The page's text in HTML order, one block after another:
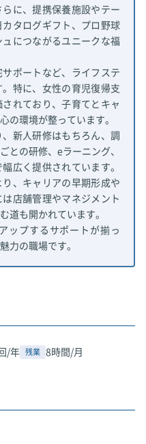
に、提携保養施設やテー
タログギフト、プロ野球
につながるユニークな福
ポートなど、ライフステ
特に、女性の育児復帰支
れており、子育てとキャ
の環境が整っています。
新人研修はもちろん、調
との研修、eラーニング、
広く提供されています。
、キャリアの早期形成や
店舗管理やマネジメント
道も開かれています。
ップするサポートが揃っ
力の職場です。
/年 残業 8時間/月